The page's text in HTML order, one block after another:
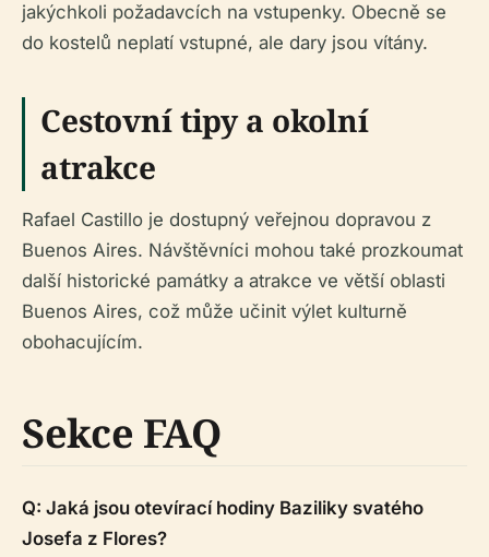
jakýchkoli požadavcích na vstupenky. Obecně se
do kostelů neplatí vstupné, ale dary jsou vítány.
Cestovní tipy a okolní
atrakce
Rafael Castillo je dostupný veřejnou dopravou z
Buenos Aires. Návštěvníci mohou také prozkoumat
další historické památky a atrakce ve větší oblasti
Buenos Aires, což může učinit výlet kulturně
obohacujícím.
Sekce FAQ
Q: Jaká jsou otevírací hodiny Baziliky svatého
Josefa z Flores?